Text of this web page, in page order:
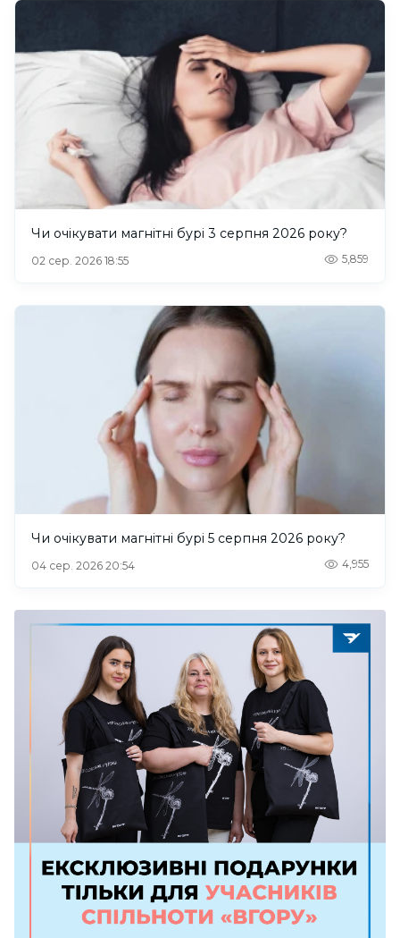
Чи очікувати магнітні бурі 3 серпня 2026 року?
02 сер. 2026 18:55 5,859
Чи очікувати магнітні бурі 5 серпня 2026 року?
04 сер. 2026 20:54 4,955